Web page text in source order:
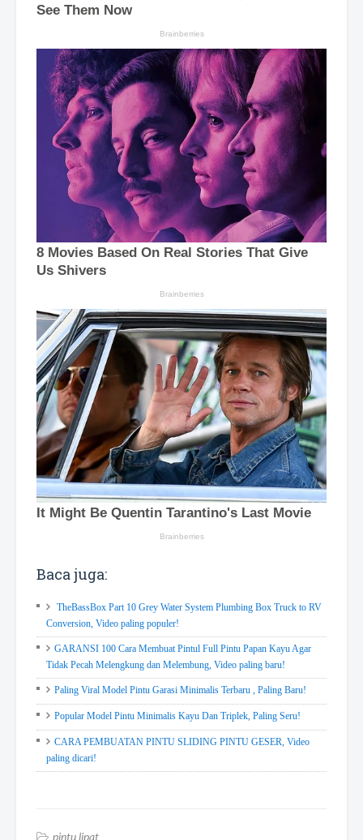
Baca juga:
TheBassBox Part 10 Grey Water System Plumbing Box Truck to RV
Conversion, Video paling populer!
GARANSI 100 Cara Membuat Pintul Full Pintu Papan Kayu Agar
Tidak Pecah Melengkung dan Melembung, Video paling baru!
Paling Viral Model Pintu Garasi Minimalis Terbaru , Paling Baru!
Popular Model Pintu Minimalis Kayu Dan Triplek, Paling Seru!
CARA PEMBUATAN PINTU SLIDING PINTU GESER, Video
paling dicari!
pintu lipat